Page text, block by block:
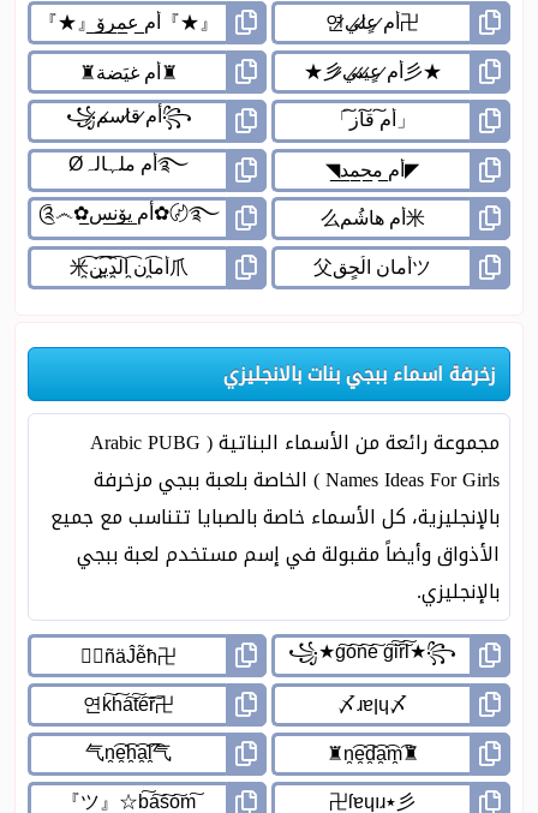
زخرفة اسماء ببجي بنات بالانجليزي
مجموعة رائعة من الأسماء البناتية ( Arabic PUBG
Names Ideas For Girls ) الخاصة بلعبة ببجي مزخرفة
بالإنجليزية، كل الأسماء خاصة بالصبايا تتناسب مع جميع
الأذواق وأيضاً مقبولة في إسم مستخدم لعبة ببجي
بالإنجليزي.